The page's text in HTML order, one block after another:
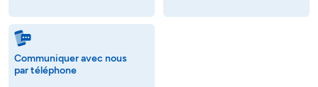
Communiquer avec nous
par téléphone